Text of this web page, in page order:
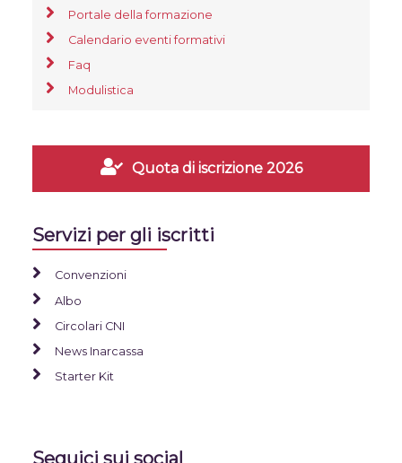
Portale della formazione
Calendario eventi formativi
Faq
Modulistica
Quota di iscrizione 2026
Servizi per gli iscritti
Convenzioni
Albo
Circolari CNI
News Inarcassa
Starter Kit
Seguici sui social